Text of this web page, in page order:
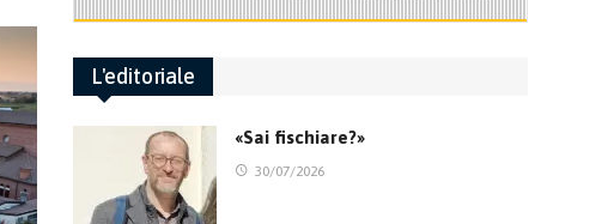
L'editoriale
«Sai fischiare?»
30/07/2026